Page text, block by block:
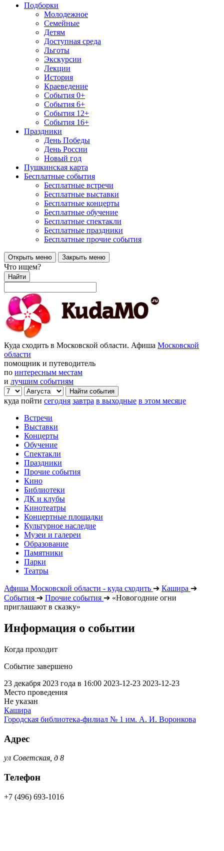
Подборки
Молодежное
Семейные
Детям
Доступная среда
Льготы
Экскурсии
Лекции
История
Краеведение
События 0+
События 6+
События 12+
События 16+
Праздники
День Победы
День России
Новый год
Пушкинская карта
Бесплатные события
Бесплатные встречи
Бесплатные выставки
Бесплатные концерты
Бесплатные обучение
Бесплатные спектакли
Бесплатные праздники
Бесплатные прочие события
Открыть меню Закрыть меню
Что ищем?
Найти
Куда сходить в Московской области. Афиша Московской
области
помощник и путеводитель
по интересным местам
и лучшим событиям
куда пойти сегодня завтра в выходные в этом месяце
Встречи
Выставки
Концерты
Обучение
Спектакли
Праздники
Прочие события
Кино
Библиотеки
ДК и клубы
Кинотеатры
Концертные площадки
Культурное наследие
Музеи и галереи
Образование
Памятники
Парки
Театры
Афиша Московской области - куда сходить ➔ Кашира ➔
События ➔ Прочие события ➔ «Новогодние огни
приглашают в сказку»
Информация о событии
Когда проходит
Событие завершено
23 декабря 2023 года в 16:00 2023-12-23 2023-12-23
Место проведения
Не указан
Кашира
Городская библиотека-филиал № 1 им. А. И. Воронкова
Адрес
ул Советская, д 8
Телефон
+7 (496) 693-1016